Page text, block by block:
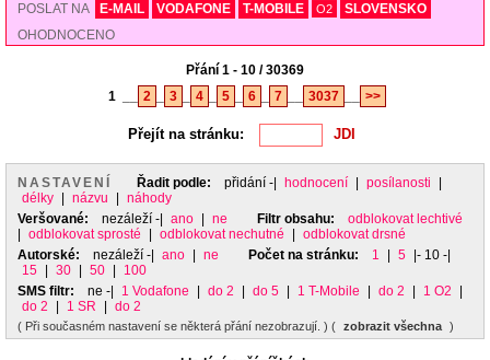
POSLAT NA E-MAIL VODAFONE T-MOBILE O2
SLOVENSKO
OHODNOCENO
Přání 1 - 10 / 30369
1
2 3 4 5 6 7 3037 >>
Přejít na stránku:
NASTAVENÍ Řadit podle: přidání -| hodnocení posílanosti
délky
názvu
náhody
Veršované:
nezáleží -| ano ne Filtr obsahu:
odblokovat lechtivé
odblokovat sprosté odblokovat nechutné
odblokovat drsné
Autorské:
nezáleží -| ano ne Počet na stránku: 1 5
|- 10 -|
15
30 50
100
SMS filtr:
ne -| 1 Vodafone do 2 do 5 1 T-Mobile do 2 1 O2
do 2
1 SR do 2
( Při současném nastavení se některá přání nezobrazují. ) ( zobrazit všechna )